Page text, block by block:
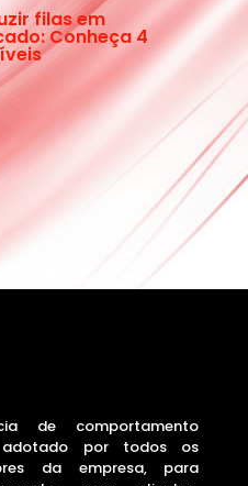
filas em
Conheça 4
de comportamento
por todos os
da empresa, para